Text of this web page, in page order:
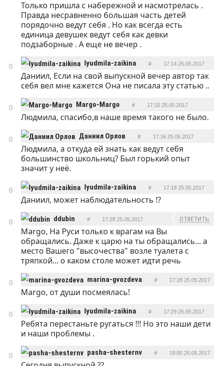
Только пришла с набережной и насмотрелась .
Правда несравненно большая часть детей
порядочно ведут себя . Но как всегда есть
единица девушек ведут себя как девки
подзаборные . А еще не вечер .
0 lyudmila-zaikina # 17:14 25.05.2017
ОТВЕТИТЬ
Даниил, Если на свой выпускной вечер автор так
себя вел мне кажется Она не писала эту статью ..
0 Margo-Margo # 17:15 25.05.2017
ОТВЕТИТЬ
Людмила, спасибо,в наше время такого не было.
0 Даниил Орлов # 17:16 25.05.2017
ОТВЕТИТЬ
Людмила, а откуда ей знать как ведут себя
большинство школьниц? Был горький опыт
значит у неё.
0 lyudmila-zaikina # 17:18 25.05.2017
Даниил, может наблюдательность !?
0 ddubin # 17:28 25.05.2017 ОТВЕТИТЬ
Margo, На Руси только к врагам на Вы
обращались. Даже к царю на ты обращались... а
место Вашего "высочества" возле туалета с
тряпкой... о каком столе может идти речь
0 marina-gvozdeva # 17:28 25.05.2017
Margo, от души посмеялась!
0 lyudmila-zaikina # 17:29 25.05.2017
ОТВЕТИТЬ
Ребята перестаньте ругаться !!! Но это наши дети
и наши проблемы .
0 pasha-shesternv # 18:00 25.05.2017